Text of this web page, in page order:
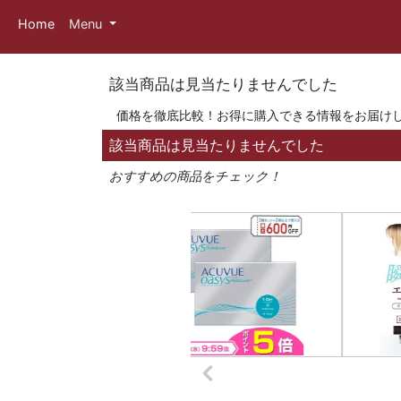
Home Menu
該当商品は見当たりませんでした
価格を徹底比較！お得に購入できる情報をお届け
該当商品は見当たりませんでした
おすすめの商品をチェック！